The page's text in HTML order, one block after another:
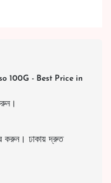
100G - Best Price in
করুন। ঢাকায় দ্রুত